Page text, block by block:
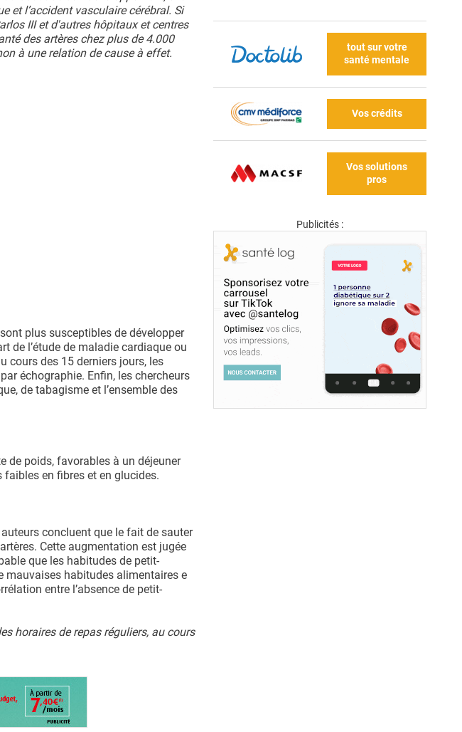
et l’accident vasculaire cérébral. Si
III et d'autres hôpitaux et centres
des artères chez plus de 4.000
à une relation de cause à effet.
plus susceptibles de développer
de l’étude de maladie cardiaque ou
cours des 15 derniers jours, les
échographie. Enfin, les chercheurs
de tabagisme et l’ensemble des
de poids, favorables à un déjeuner
en fibres et en glucides.
auteurs concluent que le fait de sauter
Cette augmentation est jugée
que les habitudes de petit-
mauvaises habitudes alimentaires e
entre l’absence de petit-
horaires de repas réguliers, au cours
tout sur votre
santé mentale
Vos crédits
Vos solutions
pros
Publicités :